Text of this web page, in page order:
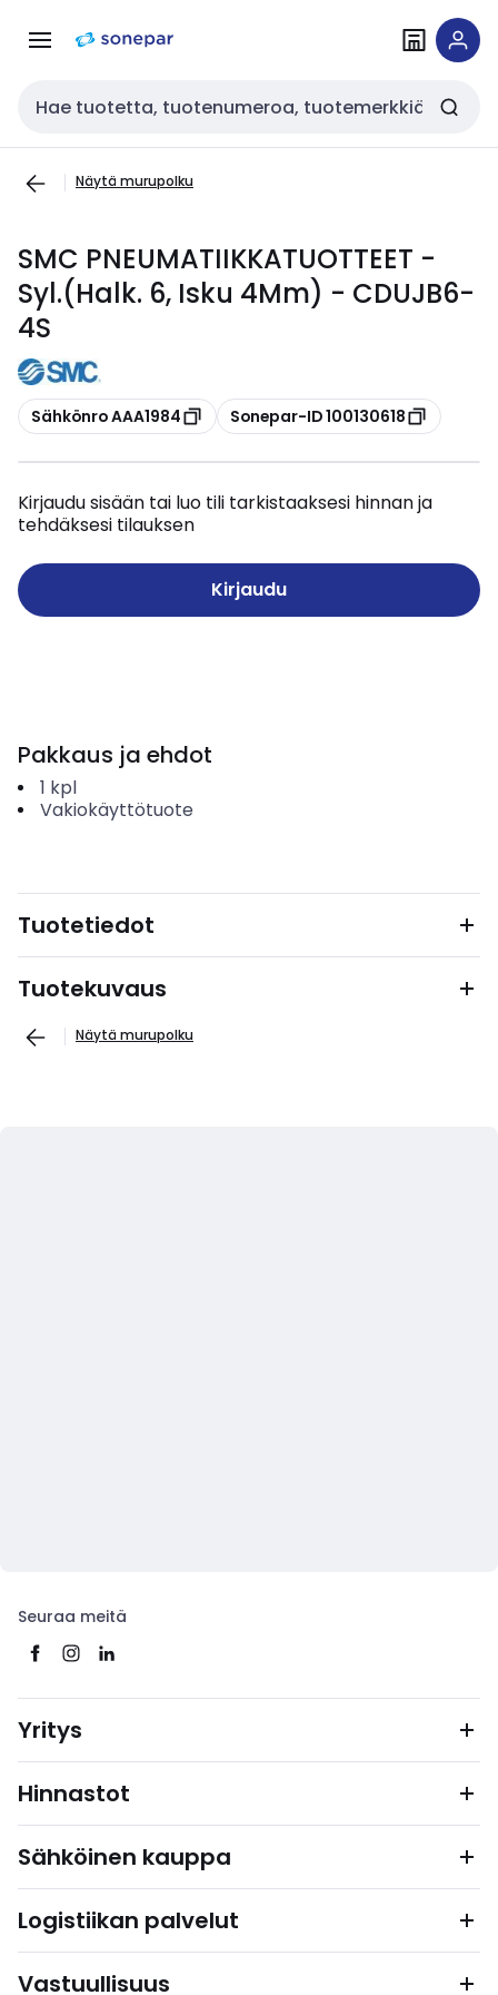
navigointiinsisältöön
Haku
Näytä murupolku
SMC PNEUMATIIKKATUOTTEET -
Syl.(Halk. 6, Isku 4Mm) - CDUJB6-
4S
Kopioi
Sähkönro AAA1984 Kopioi
Sonepar-ID 100130618
Kirjaudu sisään tai luo tili tarkistaaksesi hinnan ja
tehdäksesi tilauksen
Kirjaudu
Pakkaus ja ehdot
1 kpl
Vakiokäyttötuote
Tuotetiedot
Tuotekuvaus
Näytä murupolku
Seuraa meitä
Yritys
Hinnastot
Sähköinen kauppa
Logistiikan palvelut
Vastuullisuus